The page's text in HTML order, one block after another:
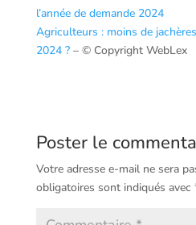
l’année de demande 2024
Agriculteurs : moins de
2024 ?– © Copyright WebLex
Poster le
Votre adresse e-mail ne sera
obligatoires sont indiqués avec